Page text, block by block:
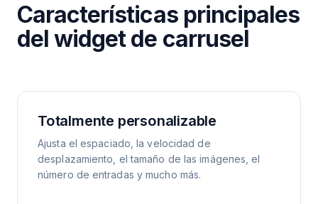
Características principales
del widget de carrusel
Totalmente personalizable
Ajusta el espaciado, la velocidad de
desplazamiento, el tamaño de las imágenes, el
número de entradas y mucho más.